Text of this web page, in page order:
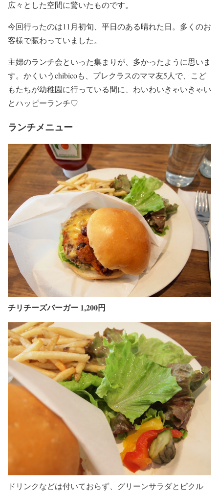
広々とした空間に驚いたものです。
今回行ったのは11月初旬、平日のある晴れた日。多くのお
客様で賑わっていました。
主婦のランチ会といった集まりが、多かったように思いま
す。かくいうchibicoも、プレクラスのママ友5人で、こど
もたちが幼稚園に行っている間に、わいわいきゃいきゃい
とハッピーランチ♡
ランチメニュー
チリチーズバーガー 1,200円
ドリンクなどは付いておらず、グリーンサラダとピクル